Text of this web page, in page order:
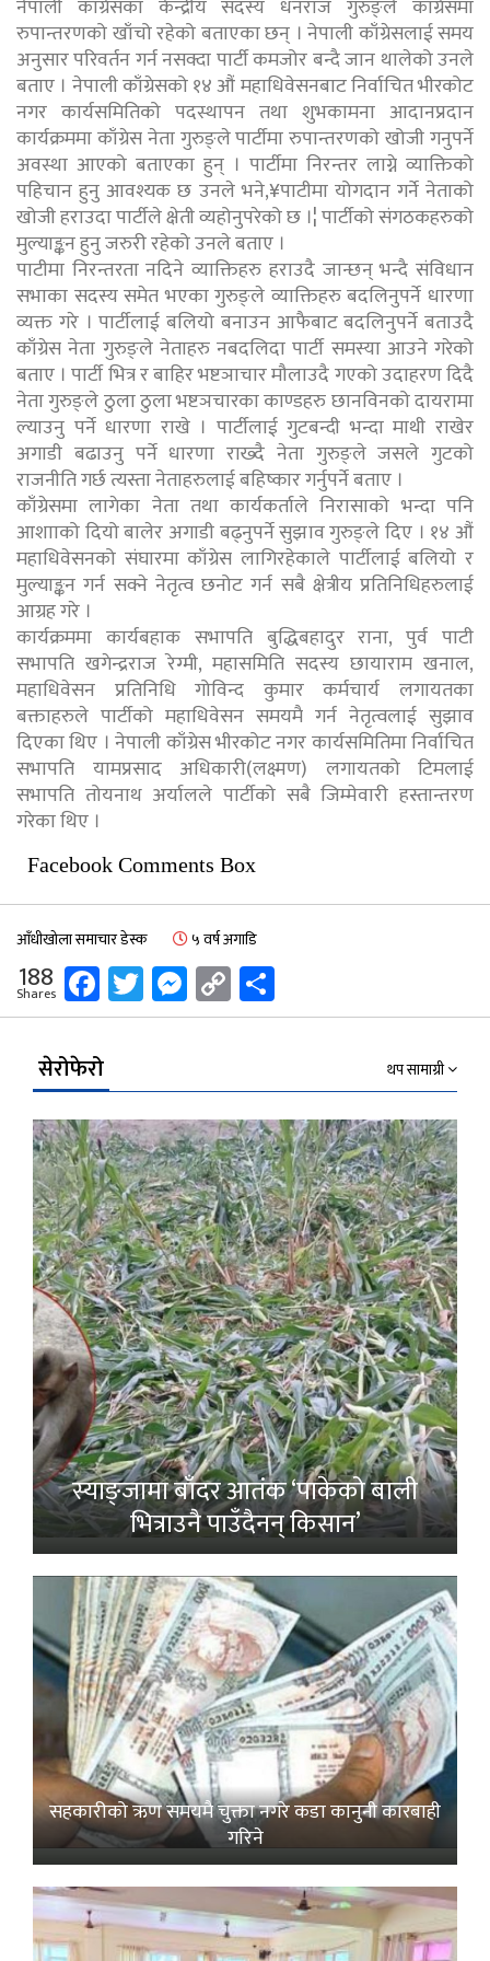
नेपाली काँग्रेसका केन्द्रीय सदस्य धनराज गुरुङ्ले काँग्रेसमा
रुपान्तरणको खाँचो रहेको बताएका छन् । नेपाली काँग्रेसलाई समय
अनुसार परिवर्तन गर्न नसक्दा पार्टी कमजोर बन्दै जान थालेको उनले
बताए । नेपाली काँग्रेसको १४ औं महाधिवेसनबाट निर्वाचित भीरकोट
नगर कार्यसमितिको पदस्थापन तथा शुभकामना आदानप्रदान
कार्यक्रममा काँग्रेस नेता गुरुङ्ले पार्टीमा रुपान्तरणको खोजी गनुपर्ने
अवस्था आएको बताएका हुन् । पार्टीमा निरन्तर लाग्ने व्याक्तिको
पहिचान हुनु आवश्यक छ उनले भने,¥पाटीमा योगदान गर्ने नेताको
खोजी हराउदा पार्टीले क्षेती व्यहोनुपरेको छ ।¦ पार्टीको संगठकहरुको
मुल्याङ्कन हुनु जरुरी रहेको उनले बताए ।
पाटीमा निरन्तरता नदिने व्याक्तिहरु हराउदै जान्छन् भन्दै संविधान
सभाका सदस्य समेत भएका गुरुङ्ले व्याक्तिहरु बदलिनुपर्ने धारणा
व्यक्त गरे । पार्टीलाई बलियो बनाउन आफैबाट बदलिनुपर्ने बताउदै
काँग्रेस नेता गुरुङ्ले नेताहरु नबदलिदा पार्टी समस्या आउने गरेको
बताए । पार्टी भित्र र बाहिर भष्टञाचार मौलाउदै गएको उदाहरण दिदै
नेता गुरुङ्ले ठुला ठुला भष्टञचारका काण्डहरु छानविनको दायरामा
ल्याउनु पर्ने धारणा राखे । पार्टीलाई गुटबन्दी भन्दा माथी राखेर
अगाडी बढाउनु पर्ने धारणा राख्दै नेता गुरुङ्ले जसले गुटको
राजनीति गर्छ त्यस्ता नेताहरुलाई बहिष्कार गर्नुपर्ने बताए ।
काँग्रेसमा लागेका नेता तथा कार्यकर्ताले निरासाको भन्दा पनि
आशााको दियो बालेर अगाडी बढ्नुपर्ने सुझाव गुरुङ्ले दिए । १४ औं
महाधिवेसनको संघारमा काँग्रेस लागिरहेकाले पार्टीलाई बलियो र
मुल्याङ्कन गर्न सक्ने नेतृत्व छनोट गर्न सबै क्षेत्रीय प्रतिनिधिहरुलाई
आग्रह गरे ।
कार्यक्रममा कार्यबहाक सभापति बुद्धिबहादुर राना, पुर्व पाटी
सभापति खगेन्द्रराज रेग्मी, महासमिति सदस्य छायाराम खनाल,
महाधिवेसन प्रतिनिधि गोविन्द कुमार कर्मचार्य लगायतका
बक्ताहरुले पार्टीको महाधिवेसन समयमै गर्न नेतृत्वलाई सुझाव
दिएका थिए । नेपाली काँग्रेस भीरकोट नगर कार्यसमितिमा निर्वाचित
सभापति यामप्रसाद अधिकारी(लक्ष्मण) लगायतको टिमलाई
सभापति तोयनाथ अर्यालले पार्टीको सबै जिम्मेवारी हस्तान्तरण
गरेका थिए ।
Facebook Comments Box
आँधीखोला समाचार डेस्क ५ वर्ष अगाडि
188
Shares Facebook
Twitter
Messenger
Copy
Link
सेरोफेरो थप सामाग्री
स्याङ्जामा बाँदर आतंक ‘पाकेको बाली
भित्राउनै पाउँदैनन् किसान’
सहकारीको ऋण समयमै चुक्ता नगरे कडा कानुनी कारबाही
गरिने